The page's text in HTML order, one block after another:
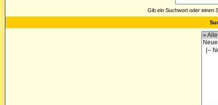
Gib ein Suchwort oder einen